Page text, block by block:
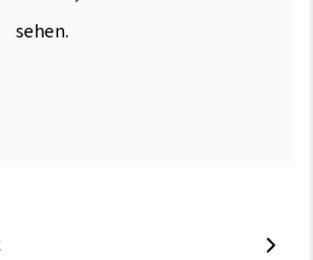
sehen.